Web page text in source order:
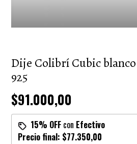
Dije Colibrí Cubic
925
$91.000,00
15% OFF con Efectivo
Precio final: $77.350,00